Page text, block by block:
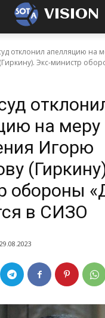
VISION
отклонил апелляцию на
Экс-министр
на меру
Игорю
обороны
в СИЗО
29.08.2023